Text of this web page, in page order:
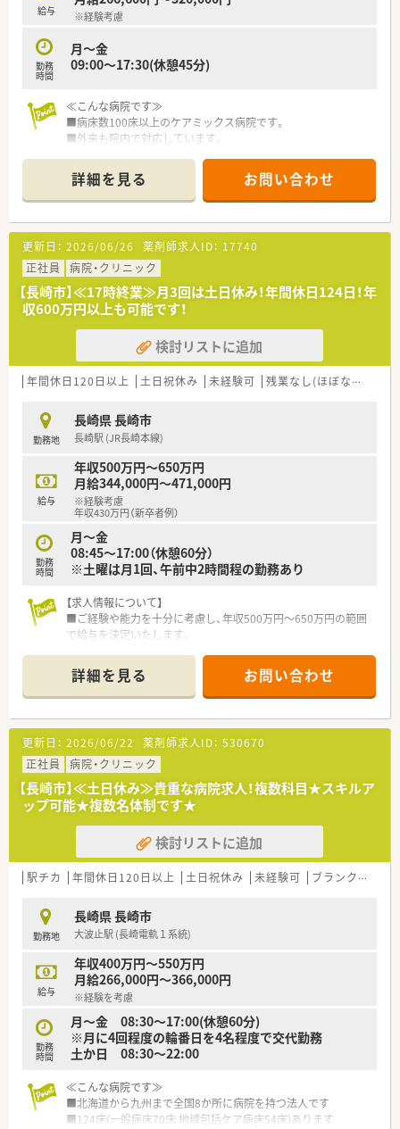
■電子カルテとオーダリングシステムを導入しております
■分包機はトーショーの製品を導入しております
【業務内容について】
■医薬品の調剤、薬品の管理、病棟服薬指導、混注業務、その他付
■地域密着型の療養メインの病院です。
■残業はほぼ発生していない状況です
■棚卸しや監査で稀に発生しますが、それでも1時間程度です
■土曜半日と日祝がお休みです(第2,4土曜日はお休みです)
■平日のお休みは有給消化しやすい環境です
【従業員情報】
■薬剤師は2名在籍しております(50代男性薬局長、50代女性薬
剤師)
■調剤助手は2名、女性の方がサポート頂いております
【募集背景と求める人物像について】
■体制整備を目的とした増員募集であり、新しい仲間を求めてい
ます。チームワークを重視し、患者様一人ひとりに寄り添った医
療を提供できる方を歓迎しております。
給与 ※経験考慮
勤務
時間
月～金
09:00～17:30(休憩45分)
≪こんな病院です≫
■病床数100床以上のケアミックス病院です。
■外来も院内で対応しています。
詳細を見る お問い合わせ
更新日： 2026/06/26 薬剤師求人ID： 17740
正社員
病院・クリニック
【長崎市】≪17時終業≫月3回は土日休み！年間休日124日！年
収600万円以上も可能です！
検討リストに追加
年間休日120日以上 土日祝休み 未経験可 残業なし(ほぼなし含む)
勤務地
長崎県 長崎市
長崎駅 (JR長崎本線)
給与
年収500万円～650万円
月給344,000円～471,000円
※経験考慮
年収430万円（新卒者例）
勤務
時間
月～金
08:45～17:00（休憩60分）
※土曜は月1回、午前中2時間程の勤務あり
【求人情報について】
■ご経験や能力を十分に考慮し、年収500万円～650万円の範囲
で給与を決定いたします。
ベートの予定も立てやすいです。
■賞与は年2回、計4.2ヶ月分の支給実績があり、各種手当や退職
金制度なども充実しております。
【病院概要】
■700床の病床数を有する精神科病院を母体とし、複数の介護福
祉施設を運営しています。
■医療と福祉のサービスを一体的に提供することで、地域社会の
ニーズに幅広く応えています。
■近隣の連携保育園と提携しておりお子さんがいる方も安心で
す。
【勤務実態について】
■勤務時間は17時までとなっており、終業後の時間を有意義に
■残業時間は月平均で2時間程度と非常に少なく、定時で退勤す
ることが基本となっています。
■土曜日の出勤は月に1回程度となっており、週末は心身ともに
リフレッシュすることができます。
詳細を見る お問い合わせ
更新日： 2026/06/22 薬剤師求人ID： 530670
正社員
病院・クリニック
【長崎市】≪土日休み≫貴重な病院求人！複数科目★スキルア
ップ可能★複数名体制です★
検討リストに追加
駅チカ 年間休日120日以上 土日祝休み 未経験可 ブランク可
勤務地
長崎県 長崎市
大波止駅 (長崎電軌１系統)
給与
年収400万円～550万円
月給266,000円～366,000円
※経験を考慮
勤務
時間
月～金 08:30～17:00(休憩60分)
※月に4回程度の輪番日を4名程度で交代勤務
土か日 08:30～22:00
≪こんな病院です≫
■北海道から九州まで全国8か所に病院を持つ法人です
■124床(一般病床70床 地域包括ケア病床54床)あります